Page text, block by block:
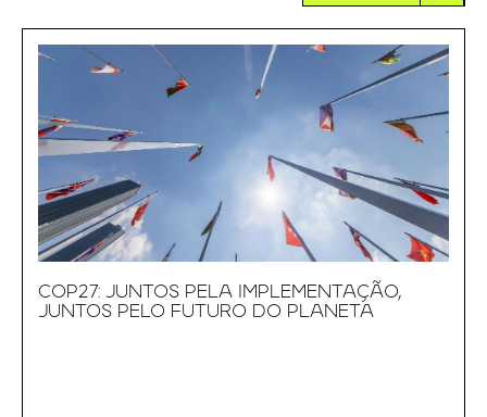
COP27: JUNTOS PELA IMPLEMENTAÇÃO,
JUNTOS PELO FUTURO DO PLANETA